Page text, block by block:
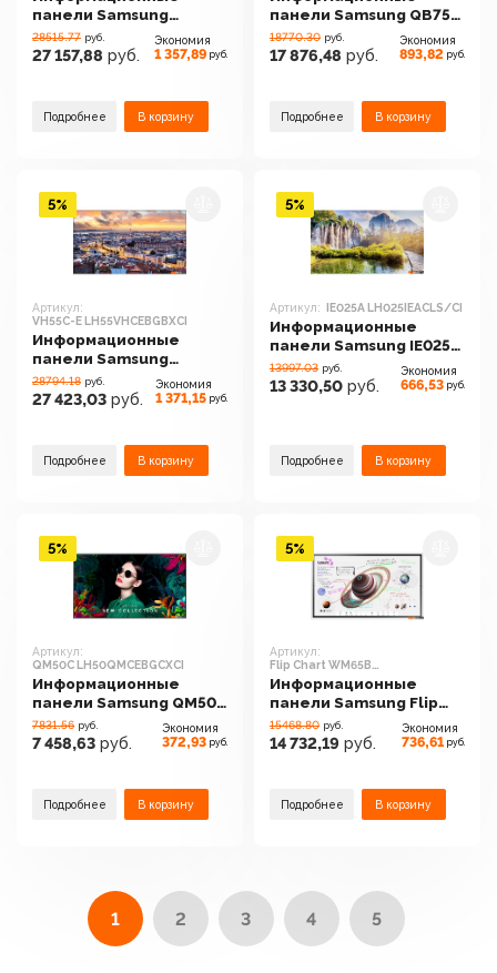
панели Samsung
VM55C-R
LH55VMCRBGBXCI
28515.77 руб.
27 157,88 руб.
Экономия
1 357,89 руб.
Подробнее В корзину
панели Samsung QB75B
LH75QBBEBGCXCI
18770.30 руб.
17 876,48 руб.
Экономия
893,82 руб.
Подробнее В корзину
Артикул:
VH55C-E LH55VHCEBGBXCI
Информационные
панели Samsung
VH55C-E
LH55VHCEBGBXCI
28794.18 руб.
27 423,03 руб.
Экономия
1 371,15 руб.
Подробнее В корзину
5%
Артикул: IE025A LH025IEACLS/CI
Информационные
панели Samsung IE025A
LH025IEACLS/CI
13997.03 руб.
13 330,50 руб.
Экономия
666,53 руб.
Подробнее В корзину
5%
Артикул:
QM50C LH50QMCEBGCXCI
Информационные
панели Samsung QM50C
LH50QMCEBGCXCI
7831.56 руб.
7 458,63 руб.
Экономия
372,93 руб.
Подробнее В корзину
5%
Артикул:
Flip Chart WM65B
LH65WMBWBGCXCI
Информационные
панели Samsung Flip
Chart WM65B
LH65WMBWBGCXCI
15468.80 руб.
14 732,19 руб.
Экономия
736,61 руб.
Подробнее В корзину
5%
1 2 3 4 5